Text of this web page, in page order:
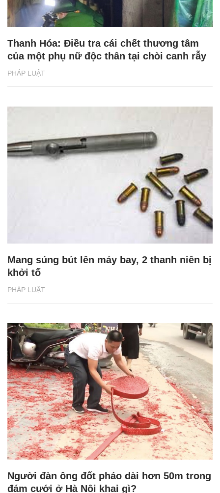
PHÁP LUẬT
Thanh Hóa: Điều tra cái chết thương tâm
của một phụ nữ độc thân tại chòi canh rẫy
PHÁP LUẬT
Mang súng bút lên máy bay, 2 thanh niên bị
khởi tố
Người đàn ông đốt pháo dài hơn 50m trong
đám cưới ở Hà Nội khai gì?